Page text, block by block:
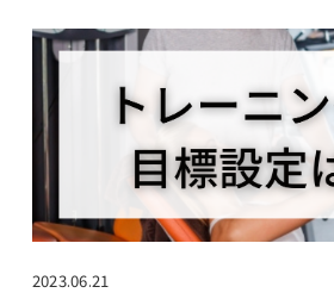
2023.06.21